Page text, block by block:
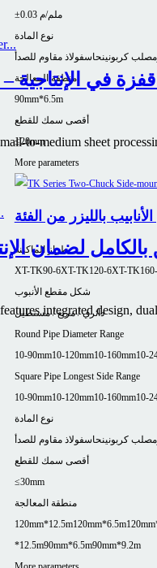
±0.03 ملم/م
نوع المادة
صلب كربونينحاسفولاذ مقاوم للصدأ
منطقة المعالجة
90mm*6.5m
أقصى سمك للقطع
≤20mm
More parameters
طراز الماكينة
XT-TK90-6XT-TK120-6XT-
شكل مقطع الأنبوب
دائري / مربع / مستطيل
Round Pipe Diameter Range
10-90mm10-120mm10-160mm10-
Square Pipe Longest Side Range
10-90mm10-120mm10-160mm10-
نوع المادة
صلب كربونينحاسفولاذ مقاوم للصدأ
أقصى سمك للقطع
≤30mm
منطقة المعالجة
120mm*12.5m120mm*6.5m
*12.5m90mm*6.5m90mm*9.2m
to-medium sheet
integrated design,